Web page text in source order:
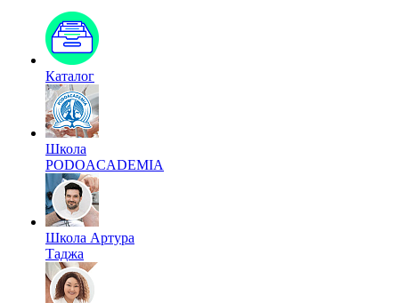
Каталог
Школа
PODOACADEMIA
Школа Артура
Таджа